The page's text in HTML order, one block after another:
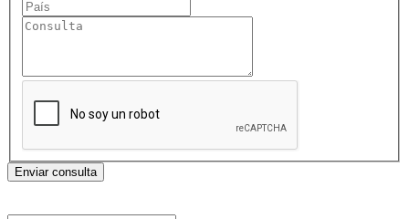
Enviar consulta